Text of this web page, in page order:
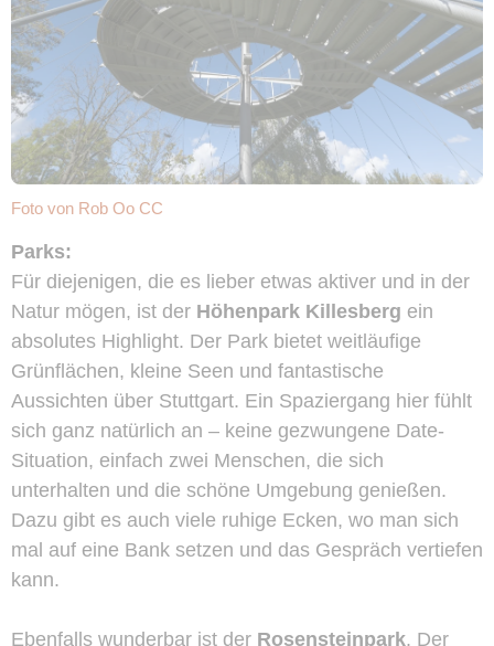
Foto von Rob Oo CC
Parks:
Für diejenigen, die es lieber etwas aktiver und in der
Natur mögen, ist der Höhenpark Killesberg ein
absolutes Highlight. Der Park bietet weitläufige
Grünflächen, kleine Seen und fantastische
Aussichten über Stuttgart. Ein Spaziergang hier fühlt
sich ganz natürlich an – keine gezwungene Date-
Situation, einfach zwei Menschen, die sich
unterhalten und die schöne Umgebung genießen.
Dazu gibt es auch viele ruhige Ecken, wo man sich
mal auf eine Bank setzen und das Gespräch vertiefen
kann.
Ebenfalls wunderbar ist der Rosensteinpark. Der